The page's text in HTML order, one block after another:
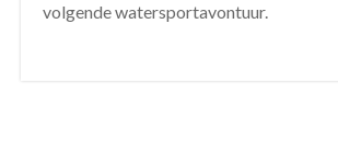
volgende watersportavontuur.